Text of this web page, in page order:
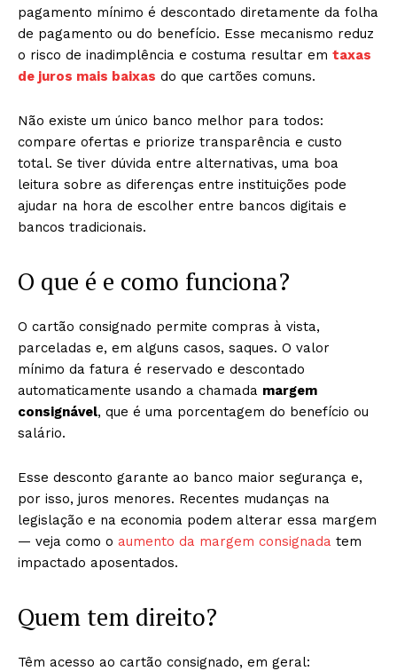
pagamento mínimo é descontado diretamente da folha
de pagamento ou do benefício. Esse mecanismo reduz
o risco de inadimplência e costuma resultar em taxas
de juros mais baixas do que cartões comuns.
Não existe um único banco melhor para todos:
compare ofertas e priorize transparência e custo
total. Se tiver dúvida entre alternativas, uma boa
leitura sobre as diferenças entre instituições pode
ajudar na hora de escolher entre bancos digitais e
bancos tradicionais.
O que é e como funciona?
O cartão consignado permite compras à vista,
parceladas e, em alguns casos, saques. O valor
mínimo da fatura é reservado e descontado
automaticamente usando a chamada margem
consignável, que é uma porcentagem do benefício ou
salário.
Esse desconto garante ao banco maior segurança e,
por isso, juros menores. Recentes mudanças na
legislação e na economia podem alterar essa margem
— veja como o aumento da margem consignada tem
impactado aposentados.
Quem tem direito?
Têm acesso ao cartão consignado, em geral: